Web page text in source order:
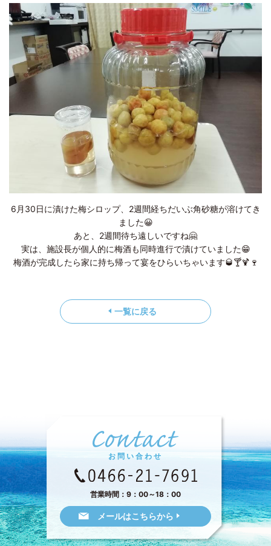
6月30日に漬けた梅シロップ、2週間経ちだいぶ角砂糖が溶けてき
ました😀
あと、2週間待ち遠しいですね🤗
実は、施設長が個人的に梅酒も同時進行で漬けていました😁
梅酒が完成したら家に持ち帰って宴をひらいちゃいます🥃🍸🍹🍷
一覧に戻る
お問い合わせ
営業時間：9：00～18：00
メールはこちらから